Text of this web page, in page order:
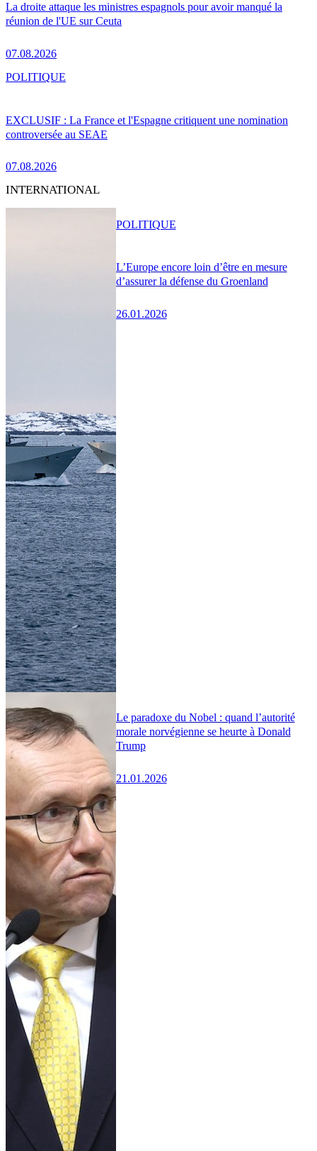
La droite attaque les ministres espagnols pour avoir manqué la
réunion de l'UE sur Ceuta
07.08.2026
EXCLUSIF : La France et l'Espagne critiquent une nomination
controversée au SEAE
07.08.2026
POLITIQUE
INTERNATIONAL
L’Europe encore loin d’être en mesure
d’assurer la défense du Groenland
26.01.2026
POLITIQUE
Le paradoxe du Nobel : quand l’autorité
morale norvégienne se heurte à Donald
Trump
21.01.2026